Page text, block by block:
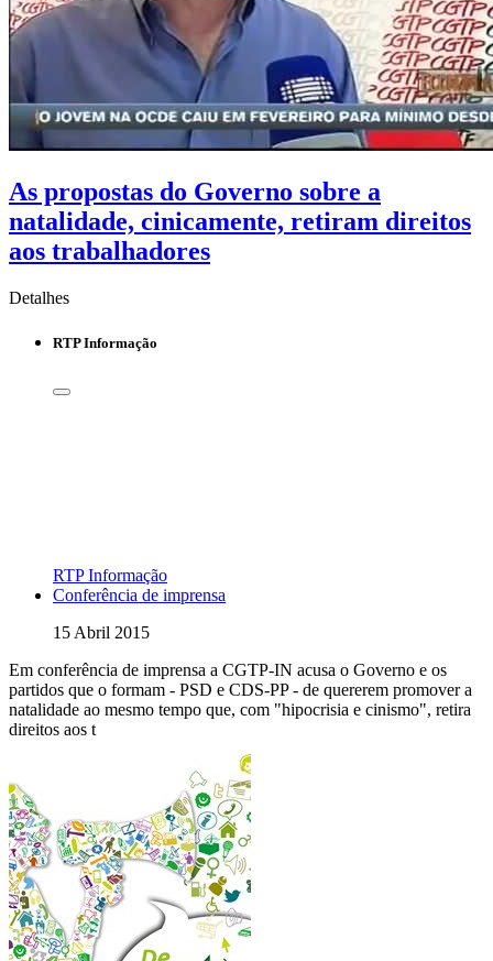
As propostas do Governo sobre a
natalidade, cinicamente, retiram direitos
aos trabalhadores
Detalhes
RTP Informação
RTP Informação
Conferência de imprensa
15 Abril 2015
Em conferência de imprensa a CGTP-IN acusa o Governo e os
partidos que o formam - PSD e CDS-PP - de quererem promover a
natalidade ao mesmo tempo que, com "hipocrisia e cinismo", retira
direitos aos t